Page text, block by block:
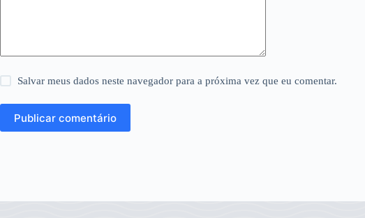
Salvar meus dados neste navegador para a próxima vez que eu comentar.
Publicar comentário